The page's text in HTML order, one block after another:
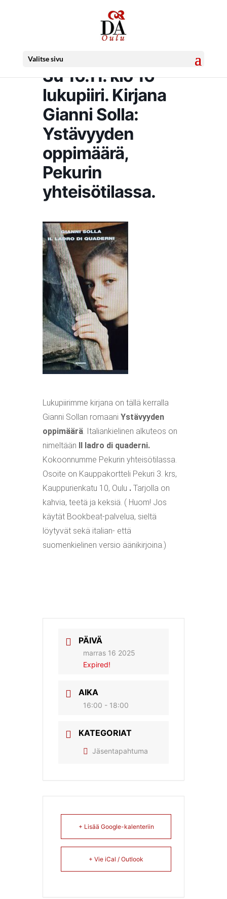
Valitse sivu
Su 16.11. klo 16
lukupiiri. Kirjana
Gianni Solla:
Ystävyyden
oppimäärä,
Pekurin
yhteisötilassa.
Lukupiirimme kirjana on tällä kerralla
Gianni Sollan romaani Ystävyyden
oppimäärä. Italiankielinen alkuteos on
nimeltään Il ladro di quaderni.
Kokoonnumme Pekurin yhteisötilassa.
Osoite on Kauppakortteli Pekuri 3. krs,
Kauppurienkatu 10, Oulu . Tarjolla on
kahvia, teetä ja keksiä. ( Huom! Jos
käytät Bookbeat-palvelua, sieltä
löytyvät sekä italian- että
suomenkielinen versio äänikirjoina.)
PÄIVÄ
marras 16 2025
Expired!
AIKA
16:00 - 18:00
KATEGORIAT
Jäsentapahtuma
+ Lisää Google-kalenteriin
+ Vie iCal / Outlook